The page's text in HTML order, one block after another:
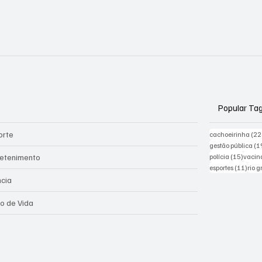
de Vida
Popular
cachoeirinha
gestão pública
polícia (15)15
esportes (11)11
rio